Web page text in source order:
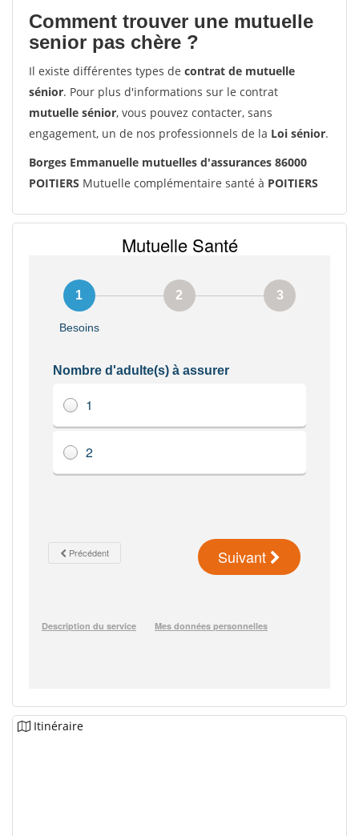
Comment trouver une mutuelle
senior pas chère ?
Il existe différentes types de contrat de mutuelle
sénior. Pour plus d'informations sur le contrat
mutuelle sénior, vous pouvez contacter, sans
engagement, un de nos professionnels de la Loi sénior.
Borges Emmanuelle mutuelles d'assurances 86000
POITIERS Mutuelle complémentaire santé à POITIERS
Itinéraire